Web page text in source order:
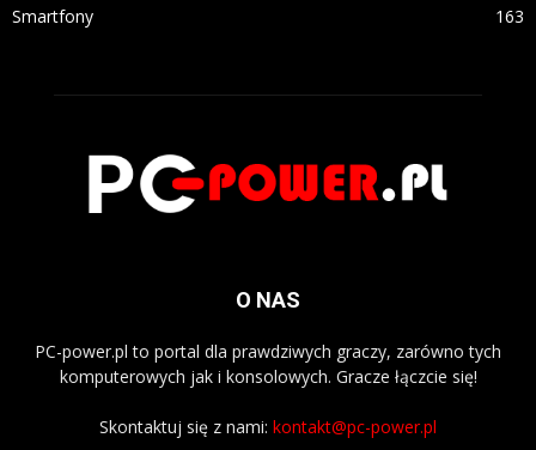
Smartfony
163
O NAS
PC-power.pl to portal dla prawdziwych graczy, zarówno tych
komputerowych jak i konsolowych. Gracze łączcie się!
Skontaktuj się z nami: kontakt@pc-power.pl